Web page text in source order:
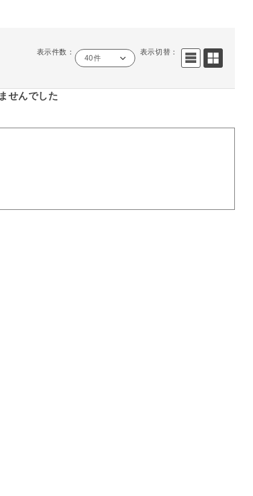
表示件数：
40件
表示切替：
せんでした